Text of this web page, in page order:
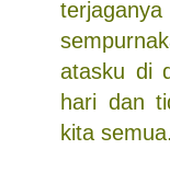
atasku di
hari dan
kita